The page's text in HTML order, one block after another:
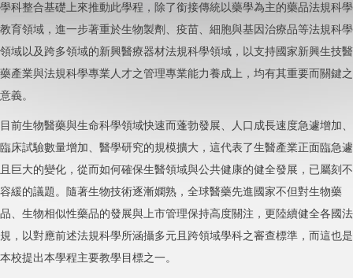
學科整合基礎上來推動此學程，除了銜接傳統以藥學為主的藥品法規科學
教育領域，進一步著重於生物製劑、疫苗、細胞與基因治療品等法規科學
領域以及跨多領域的新興醫療器材法規科學領域，以支持國家新興生技醫
藥產業與法規科學專業人才之管理專業能力養成上，均有其重要而關鍵之
意義。
目前生物醫藥與生命科學領域快速而蓬勃發展、人口成長速度急遽增加、
臨床試驗數量增加、醫學研究的規模擴大，這代表了生醫產業正面臨急遽
且巨大的變化，從而如何確保生醫領域與公共健康的健全發展，已屬刻不
容緩的議題。隨著生物技術逐漸嫻熟，全球醫藥先進國家不但對生物藥
品、生物相似性藥品的發展與上市管理保持高度關注，更陸續健全各國法
規，以對應前述法規科學所涵攝多元且跨領域學科之審查標準，而這也是
本校提出本學程主要教學目標之一。